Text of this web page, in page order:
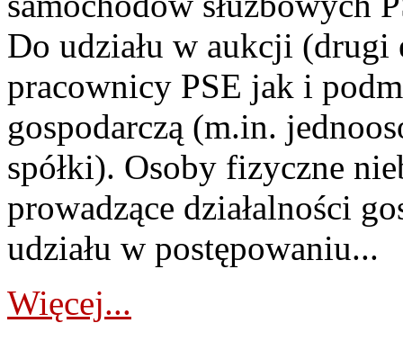
Do udziału w aukcji (drugi
pracownicy PSE jak i
gospodarczą (m.in.
spółki). Osoby fizyczne
prowadzące działalności
udziału w postępowaniu...
Więcej...